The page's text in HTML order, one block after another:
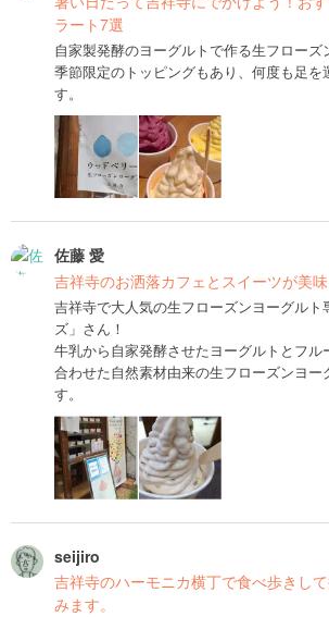
ラート7選
自家製発酵のヨーグルトで作る生フローズ
季節限定のトッピングもあり、何度も足を
す。
佐藤 愛
吉祥寺のお洒落カフェとスイーツが美
吉祥寺で大人気の生フローズンヨーグルト
ズ」さん！
牛乳から自家発酵させたヨーグルトとフ
合わせた自然素材由来の生フローズンヨー
す。
seijiro
吉祥寺のハーモニカ横丁で食べ歩きし
みます。